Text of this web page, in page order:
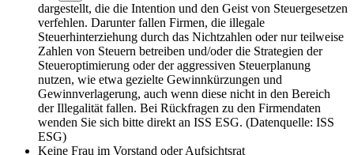
dargestellt, die die Intention und den Geist von Steuergesetzen
verfehlen. Darunter fallen Firmen, die illegale
Steuerhinterziehung durch das Nichtzahlen oder nur teilweise
Zahlen von Steuern betreiben und/oder die Strategien der
Steueroptimierung oder der aggressiven Steuerplanung
nutzen, wie etwa gezielte Gewinnkürzungen und
Gewinnverlagerung, auch wenn diese nicht in den Bereich
der Illegalität fallen. Bei Rückfragen zu den Firmendaten
wenden Sie sich bitte direkt an ISS ESG. (Datenquelle: ISS
ESG)
Keine Frau im Vorstand oder Aufsichtsrat